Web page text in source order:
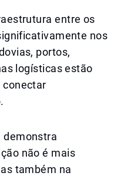
entre os
nos
portos,
logísticas estão
conectar
demonstra
não é mais
também na